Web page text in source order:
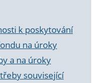
k poskytování
na úroky
a na úroky
související